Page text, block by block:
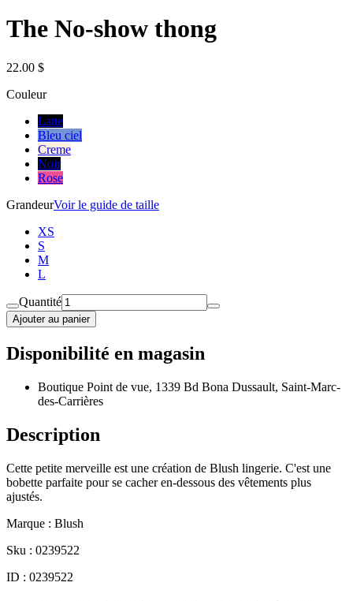
The No-show thong
22.00 $
Couleur
Latte
Bleu ciel
Creme
Noir
Rose
GrandeurVoir le guide de taille
XS
S
M
L
Quantité
Ajouter au panier
Disponibilité en magasin
Boutique Point de vue, 1339 Bd Bona Dussault, Saint-Marc-
des-Carrières
Description
Cette petite merveille est une création de Blush lingerie. C'est une
bobette parfaite pour se cacher en-dessous des vêtements plus
ajustés.
Marque : Blush
Sku : 0239522
ID : 0239522